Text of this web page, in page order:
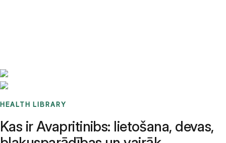
HEALTH LIBRARY
Kas ir Avapritinibs: lietošana, devas,